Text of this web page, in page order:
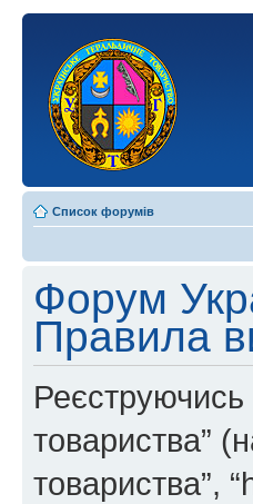
Список форумів
Форум
Правила
Реєструючись
товариства”
товариства”,